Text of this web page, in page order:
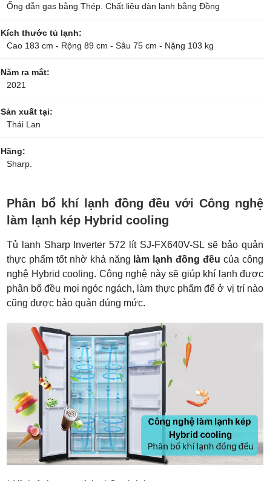
Ống dẫn gas bằng Thép. Chất liệu dàn lạnh bằng Đồng
Kích thước tủ lạnh:
Cao 183 cm - Rộng 89 cm - Sâu 75 cm - Nặng 103 kg
Năm ra mắt:
2021
Sản xuất tại:
Thái Lan
Hãng:
Sharp.
Phân bổ khí lạnh đồng đều với Công nghệ
làm lạnh kép Hybrid cooling
Tủ lạnh Sharp Inverter 572 lít SJ-FX640V-SL sẽ bảo quản
thực phẩm tốt nhờ khả năng làm lạnh đồng đều của công
nghệ Hybrid cooling. Công nghệ này sẽ giúp khí lạnh được
phân bố đều mọi ngóc ngách, làm thực phẩm để ở vị trí nào
cũng được bảo quản đúng mức.